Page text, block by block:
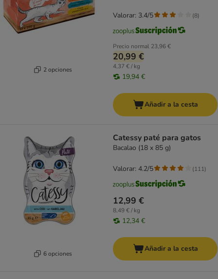
2 opciones
Precio normal 23,96 €
20,99 €
4,37 € / kg
19,94 €
Valorar: 3.4/5 (8)
Añadir a la cesta
6 opciones
Catessy paté para gatos
Bacalao (18 x 85 g)
12,99 €
8,49 € / kg
12,34 €
Valorar: 4.2/5 (111)
Añadir a la cesta